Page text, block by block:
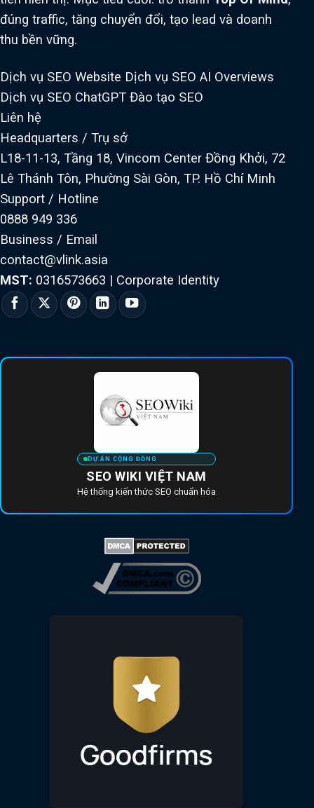
đúng traffic, tăng chuyển đổi, tạo lead và doanh
thu bền vững.
Dịch vụ SEO Website Dịch vụ SEO AI Overviews
Dịch vụ SEO ChatGPT Đào tạo SEO
Liên hệ
Headquarters / Trụ sở
L18-11-13, Tầng 18, Vincom Center Đồng Khởi, 72
Lê Thánh Tôn, Phường Sài Gòn, TP. Hồ Chí Minh
Support / Hotline
0888 949 336
Business / Email
contact@vlink.asia
MST: 0316573663 | Corporate Identity
DỰ ÁN CỘNG ĐỒNG
SEO WIKI VIỆT NAM
Hệ thống kiến thức SEO chuẩn hóa